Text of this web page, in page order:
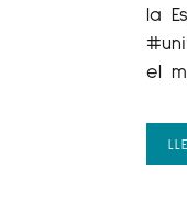
la
el